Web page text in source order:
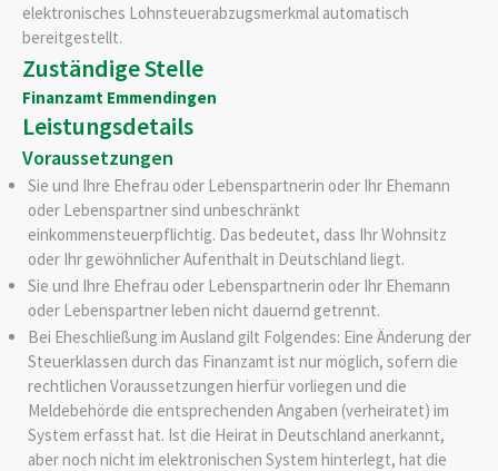
elektronisches Lohnsteuerabzugsmerkmal automatisch
bereitgestellt.
Zuständige Stelle
Finanzamt Emmendingen
Leistungsdetails
Voraussetzungen
Sie und Ihre Ehefrau oder Lebenspartnerin oder Ihr Ehemann
oder Lebenspartner sind unbeschränkt
einkommensteuerpflichtig. Das bedeutet, dass Ihr Wohnsitz
oder Ihr gewöhnlicher Aufenthalt in Deutschland liegt.
Sie und Ihre Ehefrau oder Lebenspartnerin oder Ihr Ehemann
oder Lebenspartner leben nicht dauernd getrennt.
Bei Eheschließung im Ausland gilt Folgendes: Eine Änderung der
Steuerklassen durch das Finanzamt ist nur möglich, sofern die
rechtlichen Voraussetzungen hierfür vorliegen und die
Meldebehörde die entsprechenden Angaben (verheiratet) im
System erfasst hat. Ist die Heirat in Deutschland anerkannt,
aber noch nicht im elektronischen System hinterlegt, hat die